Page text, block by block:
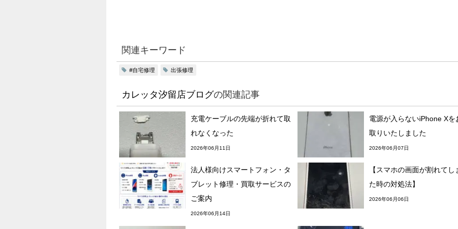
関連キーワード
#自宅修理 出張修理
カレッタ汐留店ブログの関連記事
充電ケーブルの先端が折れて取
れなくなった
2026年06月11日
電源が入らないiPhone Xを
取りいたしました
2026年06月07日
法人様向けスマートフォン・タ
ブレット修理・買取サービスの
ご案内
2026年06月14日
【スマホの画面が割れてし
た時の対処法】
2026年06月06日